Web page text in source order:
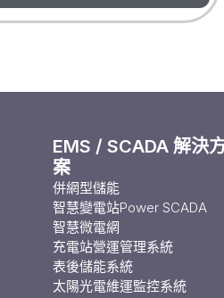
EMS / SCADA 解決
案
併網型儲能
智慧變電站Power SCADA
智慧微電網
充電站營運管理系統
表後儲能系統
太陽光電維運監控系統